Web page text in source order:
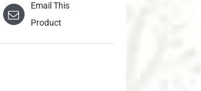
Email This
Product